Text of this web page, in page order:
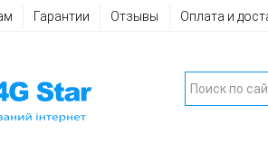
Гарантии Отзывы Оплата и